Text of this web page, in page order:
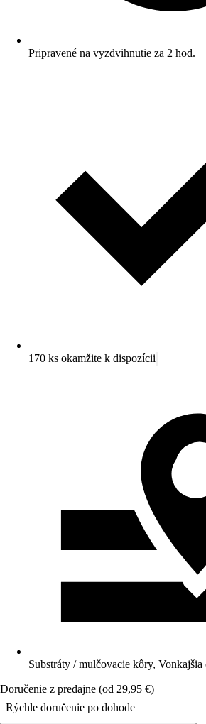
Pripravené na vyzdvihnutie za 2 hod.
170 ks okamžite k dispozícii
Substráty / mulčovacie kôry,
Doručenie z predajne (od 29,95 €)
Rýchle doručenie po dohode